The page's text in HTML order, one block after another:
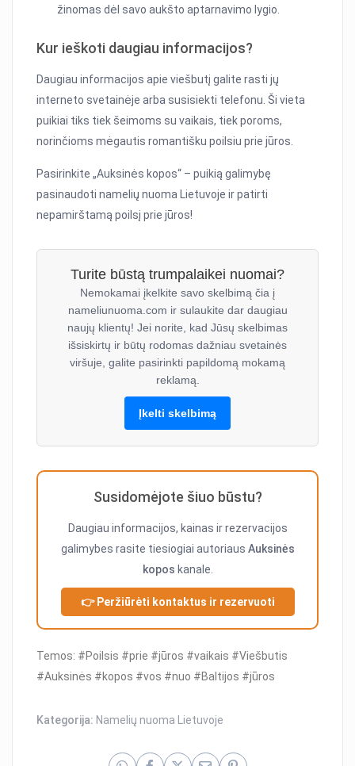
žinomas dėl savo aukšto aptarnavimo lygio.
Kur ieškoti daugiau informacijos?
Daugiau informacijos apie viešbutį galite rasti jų
interneto svetainėje arba susisiekti telefonu. Ši vieta
puikiai tiks tiek šeimoms su vaikais, tiek poroms,
norinčioms mėgautis romantišku poilsiu prie jūros.
Pasirinkite „Auksinės kopos“ – puikią galimybę
pasinaudoti namelių nuoma Lietuvoje ir patirti
nepamirštamą poilsį prie jūros!
Turite būstą trumpalaikei nuomai?
Nemokamai įkelkite savo skelbimą čia į
nameliunuoma.com ir sulaukite dar daugiau
naujų klientų! Jei norite, kad Jūsų skelbimas
išsiskirtų ir būtų rodomas dažniau svetainės
viršuje, galite pasirinkti papildomą mokamą
reklamą.
Įkelti skelbimą
Susidomėjote šiuo būstu?
Daugiau informacijos, kainas ir rezervacijos
galimybes rasite tiesiogiai autoriaus Auksinės
kopos kanale.
👉 Peržiūrėti kontaktus ir rezervuoti
Temos: #Poilsis #prie #jūros #vaikais #Viešbutis
#Auksinės #kopos #vos #nuo #Baltijos #jūros
Kategorija: Namelių nuoma Lietuvoje